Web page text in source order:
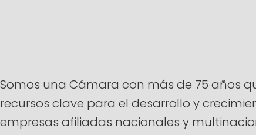
Somos una Cámara con más de 75 años
recursos clave para el desarrollo y
empresas afiliadas nacionales y